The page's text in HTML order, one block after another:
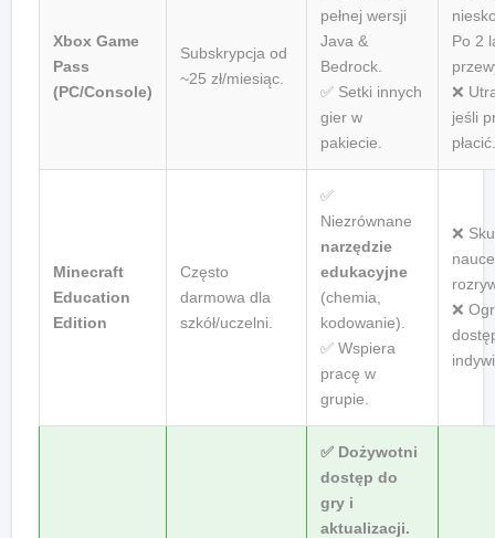
Xbox Game
Pass
(PC/Console)
Subskrypcja od
~25 zł/miesiąc.
pełnej wersji
Java &
Bedrock.
✅ Setki innych
gier w
pakiecie.
Po 2
❌
jeśli
płacić.
Minecraft
Education
Edition
Często
darmowa dla
szkół/uczelni.
✅
Niezrównane
narzędzie
edukacyjne
(chemia,
kodowanie).
✅ Wspiera
pracę w
grupie.
❌
❌
✅ Dożywotni
dostęp do
gry i
aktualizacji.